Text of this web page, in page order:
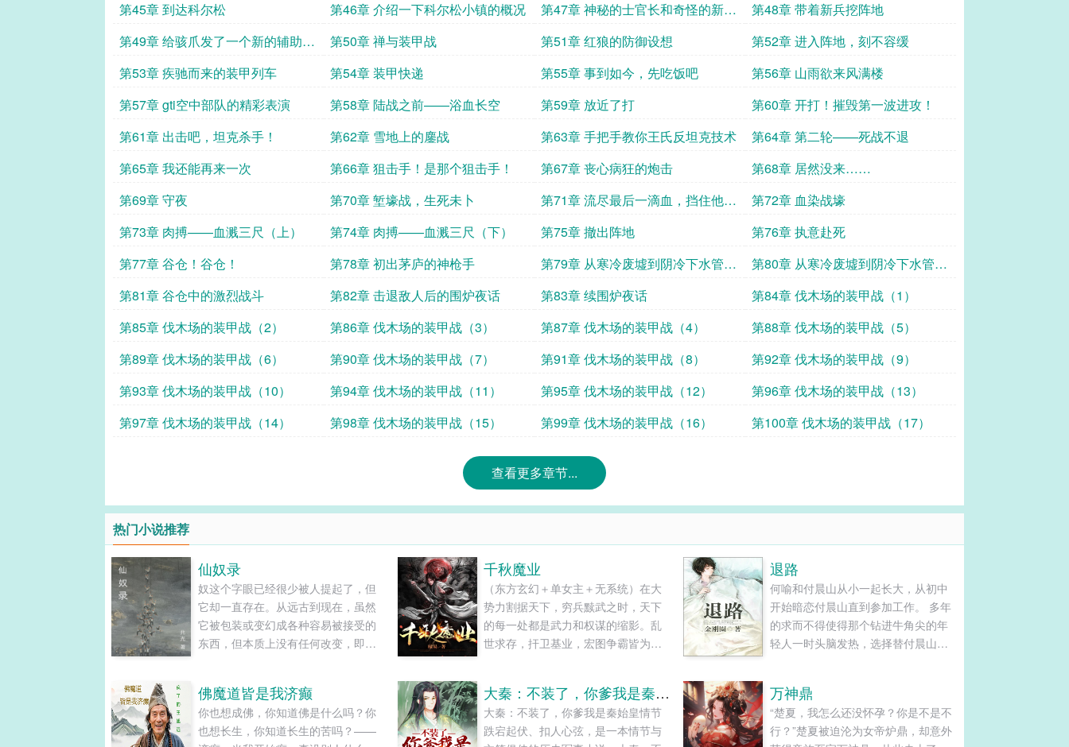
第45章 到达科尔松
第46章 介绍一下科尔松小镇的概况
第47章 神秘的士官长和奇怪的新兵
们
第48章 带着新兵挖阵地
第49章 给骇爪发了一个新的辅助射
手？
第50章 禅与装甲战 第51章 红狼的防御设想
第52章 进入阵地，刻不容缓
第53章 疾驰而来的装甲列车
第54章 装甲快递 第55章 事到如今，先吃饭吧
第56章 山雨欲来风满楼
第57章 gti空中部队的精彩表演
第58章 陆战之前——浴血长空 第59章 放近了打
第60章 开打！摧毁第一波进攻！
第61章 出击吧，坦克杀手！
第62章 雪地上的鏖战 第63章 手把手教你王氏反坦克技术
第64章 第二轮——死战不退
第65章 我还能再来一次
第66章 狙击手！是那个狙击手！ 第67章 丧心病狂的炮击
第68章 居然没来……
第69章 守夜
第70章 堑壕战，生死未卜
第71章 流尽最后一滴血，挡住他们
的钢铁洪流！
第72章 血染战壕
第73章 肉搏——血溅三尺（上）
第74章 肉搏——血溅三尺（下） 第75章 撤出阵地
第76章 执意赴死
第77章 谷仓！谷仓！
第78章 初出茅庐的神枪手
第79章 从寒冷废墟到阴冷下水管道
（上）
第80章 从寒冷废墟到阴冷下水管道
（下）
第81章 谷仓中的激烈战斗 第82章 击退敌人后的围炉夜话 第83章 续围炉夜话
第84章 伐木场的装甲战（1）
第85章 伐木场的装甲战（2）
第86章 伐木场的装甲战（3） 第87章 伐木场的装甲战（4）
第88章 伐木场的装甲战（5）
第89章 伐木场的装甲战（6）
第90章 伐木场的装甲战（7） 第91章 伐木场的装甲战（8）
第92章 伐木场的装甲战（9）
第93章 伐木场的装甲战（10）
第94章 伐木场的装甲战（11） 第95章 伐木场的装甲战（12）
第96章 伐木场的装甲战（13）
第97章 伐木场的装甲战（14）
第98章 伐木场的装甲战（15） 第99章 伐木场的装甲战（16） 第100章 伐木场的装甲战（17）
查看更多章节...
热门小说推荐
仙奴录
奴这个字眼已经很少被人提起了，但
它却一直存在。从远古到现在，虽然
它被包装或变幻成各种容易被接受的
东西，但本质上没有任何改变，即使
知。......
千秋魔业
（东方玄幻＋单女主＋无系统）在大
势力割据天下，穷兵黩武之时，天下
的每一处都是武力和权谋的缩影。乱
世求存，扞卫基业，宏图争霸皆为千
退路
何喻和付晨山从小一起长大，从初中
开始暗恋付晨山直到参加工作。 多年
的求而不得使得那个钻进牛角尖的年
轻人一时头脑发热，选择替付晨山坐
攀附了乔慕冬而获得更好的生活， 那
时候他才懂得后悔，可是已经无路可
退。 三年后重获自由，付晨山人生得
佛魔道皆是我济癫
你也想成佛，你知道佛是什么吗？你
也想长生，你知道长生的苦吗？——
大秦：不装了，你爹我是秦始皇
大秦：不装了，你爹我是秦始皇情节
跌宕起伏、扣人心弦，是一本情节与
万神鼎
“楚夏，我怎么还没怀孕？你是不是不
行？”楚夏被迫沦为女帝炉鼎，却意外